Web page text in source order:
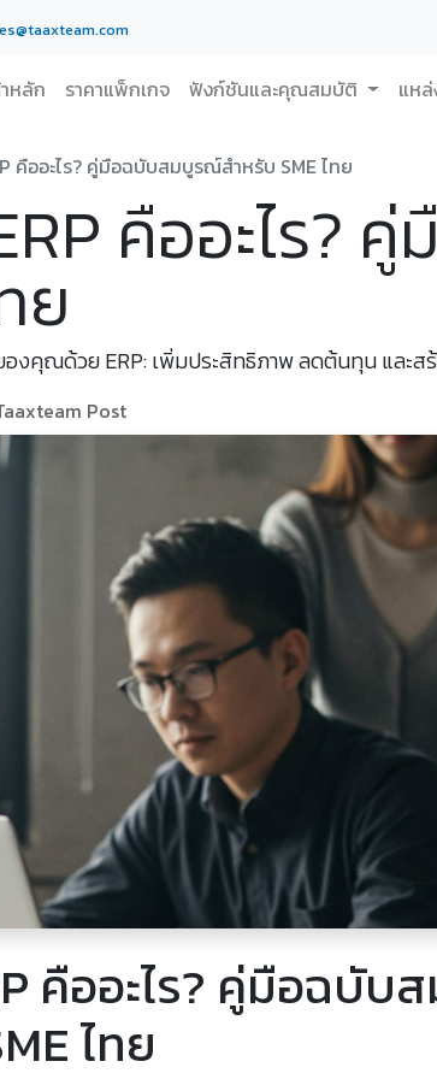
หลัก ราคาแพ็กเกจ ฟังก์ชันและคุณสมบัติ แหล่
คืออะไร? คู่มือฉบับสมบูรณ์สำหรับ SME ไทย
คืออะไร?
ย
องคุณด้วย ERP: เพิ่มประสิทธิภาพ ลดต้นทุน และส
Post
คืออะไร? คู่มือฉบั
ไทย